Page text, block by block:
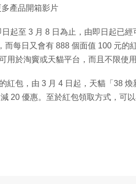
產品開箱影片
起至 3 月 8 日為止，由即日起已
而每日又會有 888 個面值 100 元的
用於淘竇或天貓平台，而且不限使
紅包，由 3 月 4 日起，天貓「38
20 優惠。至於紅包領取方式，可